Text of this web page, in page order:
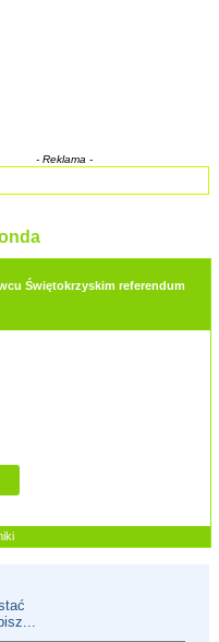
- Reklama -
Świętokrzyskim referendum